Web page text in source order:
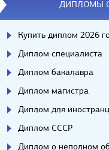
ДИПЛОМЫ
Купить диплом 2026
Диплом специалиста
Диплом бакалавра
Диплом магистра
Диплом для
Диплом СССР
Диплом о неполном